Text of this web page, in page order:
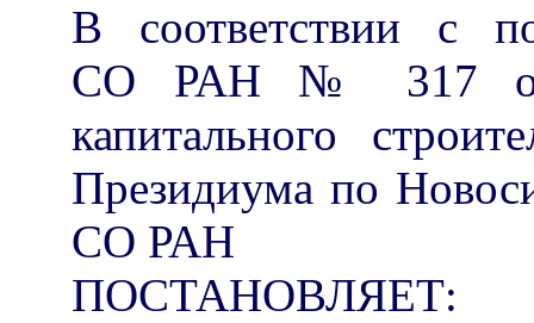
В соответствии с
СО РАН № 317 от
капитального
Президиума по
СО РАН
ПОСТАНОВЛЯЕТ: